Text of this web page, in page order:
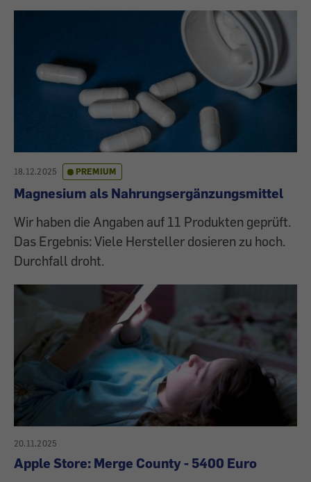
18.12.2025 PREMIUM
Magnesium als Nahrungsergänzungsmittel
Wir haben die Angaben auf 11 Produkten geprüft.
Das Ergebnis: Viele Hersteller dosieren zu hoch.
Durchfall droht.
20.11.2025
Apple Store: Merge County - 5400 Euro